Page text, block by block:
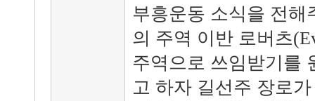
부흥운동 소식을 전해
의 주역 이반 로버츠
주역으로 쓰임받기를
고 하자 길선주 장로